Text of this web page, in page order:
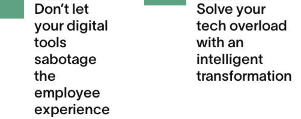
Don’t let
your digital
tools
sabotage
the
employee
experience
Solve your
tech overload
with an
intelligent
transformation